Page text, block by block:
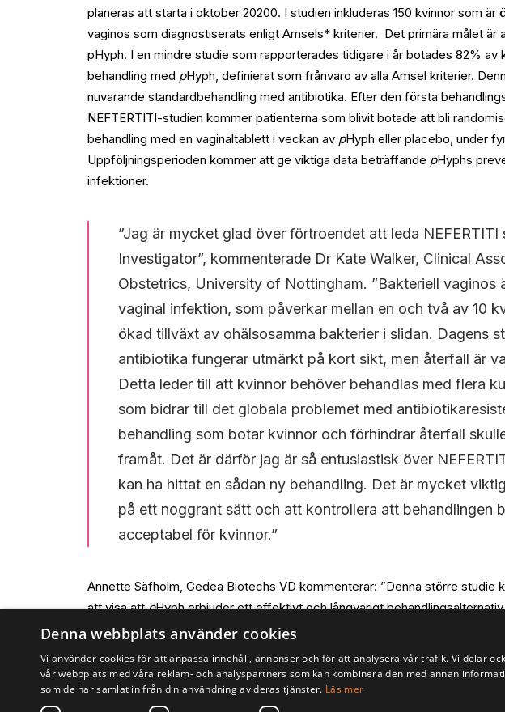
planeras att starta i oktober 20200. I studien inkluderas 150 kvinnor som är
vaginos som diagnostiserats enligt Amsels* kriterier. Det primära målet är
pHyph. I en mindre studie som rapporterades tidigare i år botades 82% av
behandling med pHyph, definierat som frånvaro av alla Amsel kriterier.
nuvarande standardbehandling med antibiotika. Efter den första
NEFTERTITI-studien kommer patienterna som blivit botade att bli
behandling med en vaginaltablett i veckan av pHyph eller placebo, under
Uppföljningsperioden kommer att ge viktiga data beträffande pHyphs
infektioner.
”Jag är mycket glad över förtroendet att leda NEFERTITI
Investigator”, kommenterade Dr Kate Walker, Clinical
Obstetrics, University of Nottingham. ”Bakteriell vaginos
vaginal infektion, som påverkar mellan en och två av 10
ökad tillväxt av ohälsosamma bakterier i slidan. Dagens
antibiotika fungerar utmärkt på kort sikt, men återfall är
Detta leder till att kvinnor behöver behandlas med flera
som bidrar till det globala problemet med
behandling som botar kvinnor och förhindrar återfall
framåt. Det är därför jag är så entusiastisk över
kan ha hittat en sådan ny behandling. Det är mycket
på ett noggrant sätt och att kontrollera att behandlingen
acceptabel för kvinnor.”
Annette Säfholm, Gedea Biotechs VD kommenterar: ”Denna större studie
att visa attpHyph erbjuder ett effektivt och långvarigt behandlingsalternativ
*Diagnos av bakteriell vaginos enligt Amsel kriterierna är minst tre av
flytning, förekomst av “clue cells” vid mikroskopi, pH i vaginalsekret över
Denna webbplats använder cookies
Vi använder cookies för att anpassa innehåll, annonser och för att analysera vår trafik. Vi delar
vår webbplats med våra reklam- och analyspartners som kan kombinera den med annan
som de har samlat in från din användning av deras tjänster. Läs mer